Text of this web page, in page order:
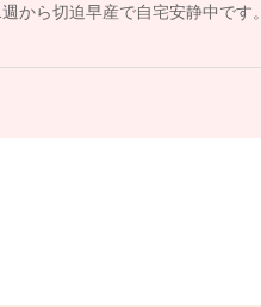
から切迫早産で自宅安静中です。